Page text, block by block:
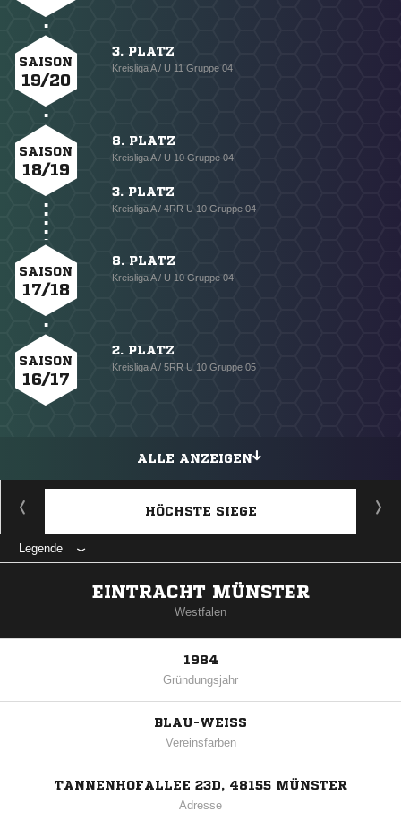
SAISON
19/20
3. PLATZ
Kreisliga A / U 11 Gruppe 04
SAISON
18/19
8. PLATZ
Kreisliga A / U 10 Gruppe 04
3. PLATZ
Kreisliga A / 4RR U 10 Gruppe 04
SAISON
17/18
8. PLATZ
Kreisliga A / U 10 Gruppe 04
SAISON
16/17
2. PLATZ
Kreisliga A / 5RR U 10 Gruppe 05
ALLE ANZEIGEN
HÖCHSTE SIEGE
Legende
EINTRACHT MÜNSTER
Westfalen
1984
Gründungsjahr
BLAU-WEISS
Vereinsfarben
TANNENHOFALLEE 23D, 48155 MÜNSTER
Adresse